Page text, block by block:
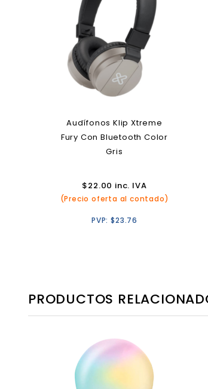
Audífonos Klip Xtreme
Fury Con Bluetooth Color
Gris
$22.00 inc. IVA
(Precio oferta al contado)
PVP:$23.76
PRODUCTOS